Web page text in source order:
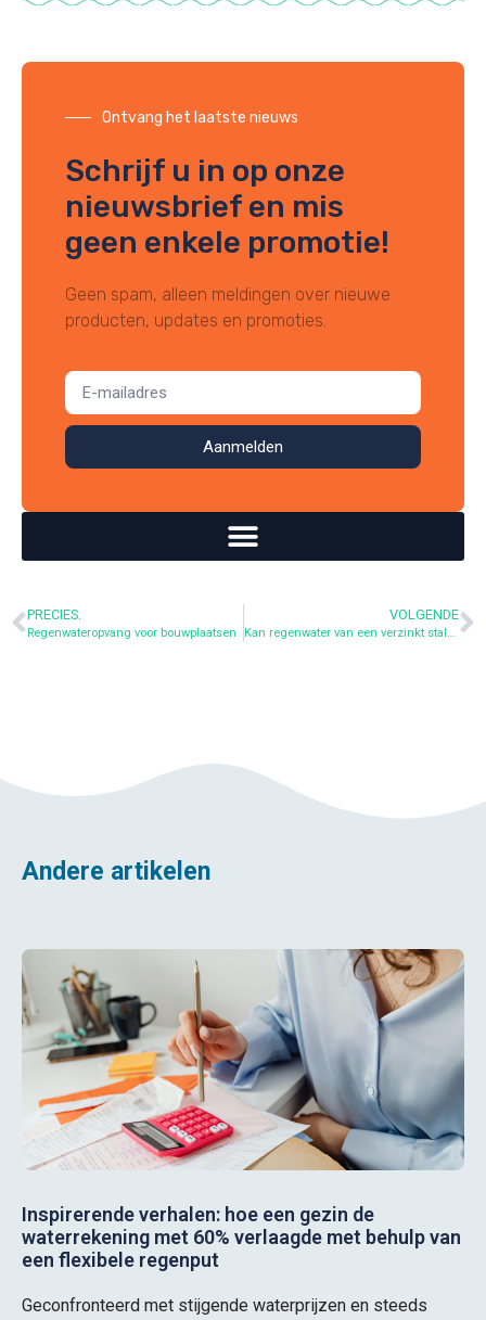
Ontvang het laatste nieuws
Schrijf u in op onze
nieuwsbrief en mis
geen enkele promotie!
Geen spam, alleen meldingen over nieuwe
producten, updates en promoties.
Aanmelden
PRECIES.
Regenwateropvang voor bouwplaatsen
VOLGENDE
Kan regenwater van een verzinkt stalen dak worden afgevoerd?
Andere artikelen
Inspirerende verhalen: hoe een gezin de
waterrekening met 60% verlaagde met behulp van
een flexibele regenput
Geconfronteerd met stijgende waterprijzen en steeds